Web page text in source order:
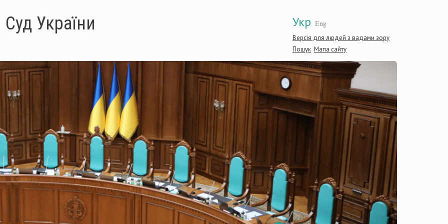
Укр Eng
Версія для людей з вадами зору
Пошук Мапа сайту
України